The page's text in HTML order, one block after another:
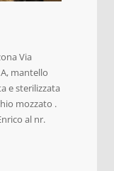
Via
mantello
e sterilizzata
mozzato .
al nr.